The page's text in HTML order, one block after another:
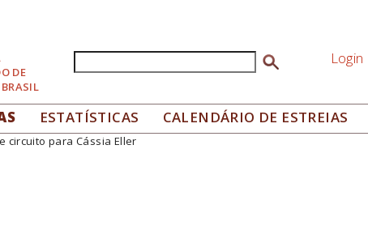
DE
Formulário de busca Login
ESTATÍSTICAS CALENDÁRIO DE ESTREIAS
circuito para Cássia Eller